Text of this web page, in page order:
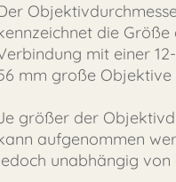
die
mit einer
mm große Objektive
größer der
aufgenommen
unabhängig von